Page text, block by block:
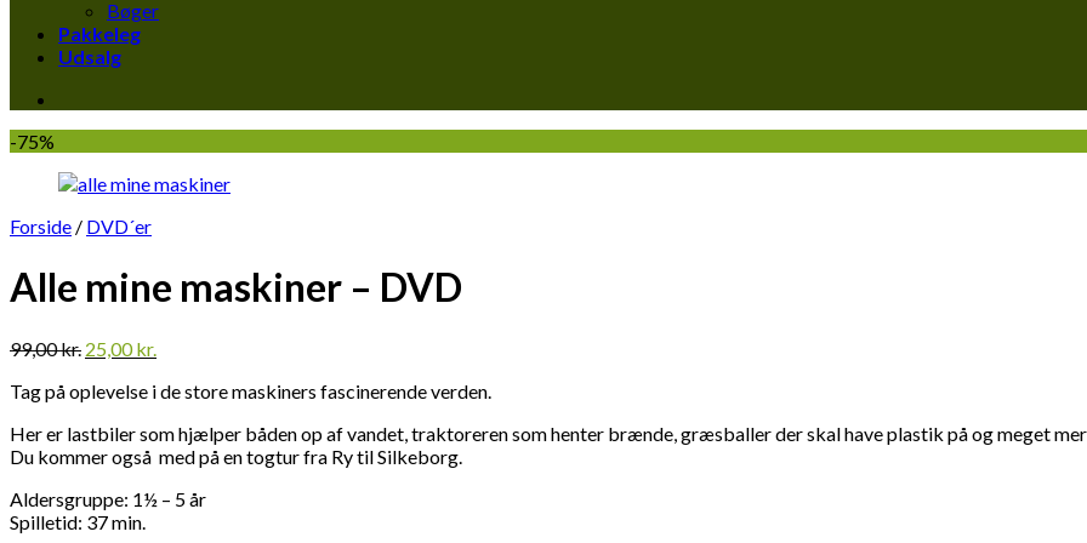
Bøger
Pakkeleg
Udsalg
-75%
Forside / DVD´er
Alle mine maskiner – DVD
99,00kr. Den
pris
99,00 kr..
25,00kr.
pris
25,00 kr..
Tag på oplevelse i de store maskiners fascinerende verden.
Her er lastbiler som hjælper båden op af vandet, traktoreren som henter brænde, græsballer der skal have plastik på og meget
Du kommer også med på en togtur fra Ry til Silkeborg.
Aldersgruppe: 1½ – 5 år
Spilletid: 37 min.